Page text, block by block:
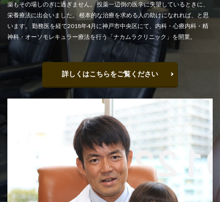
薬もその場しのぎに過ぎません。 投薬一辺倒の医学に失望しているときに、
栄養療法に出会いました。 根本的な治療を求める人の助けになれれば、と思
います。 勤務医を経て2018年4月に神戸市中央区にて、内科・心療内科・精
神科・オーソモレキュラー療法を行う「ナカムラクリニック」を開業。
詳しくはこちらをご覧ください